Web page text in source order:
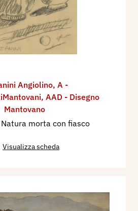
Angiolino, A -
, AAD - Disegno
Mantovano
morta con fiasco
Visualizza scheda